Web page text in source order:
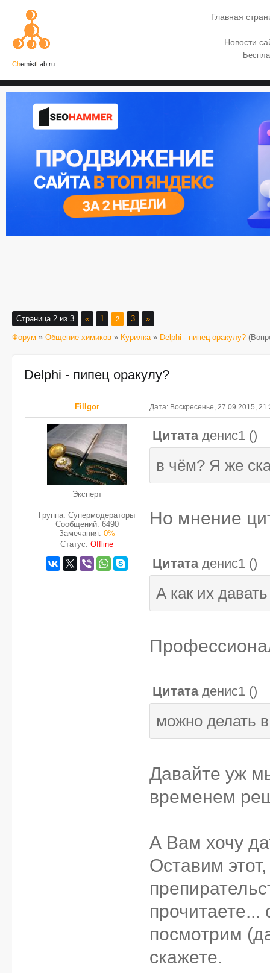
ChemistL ab.ru
Главная
Новости
Страница 2 из 3 « 1 2 3 »
Форум » Общение химиков » Курилка » Delphi - пипец оракулу?
Delphi - пипец оракулу?
FilIgor Дата: Воскресенье, 27.09.2015,
Эксперт
Группа: Супермодераторы
Сообщений: 6490
Замечания: 0%
Статус: Offline
Цитата денис1 ()
в чём? Я же
Но мнение
Цитата денис1 ()
А как их
Цитата денис1 ()
можно делать
Давайте уж
временем
А Вам хочу
Оставим
прочитаете...
посмотрим
скажете.